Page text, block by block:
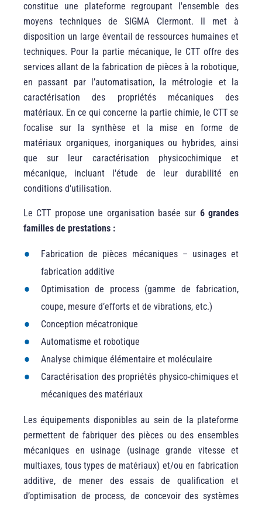
constitue une plateforme regroupant l'ensemble des
moyens techniques de SIGMA Clermont. Il met à
disposition un large éventail de ressources humaines et
techniques. Pour la partie mécanique, le CTT offre des
services allant de la fabrication de pièces à la robotique,
en passant par l’automatisation, la métrologie et la
caractérisation des propriétés mécaniques des
matériaux. En ce qui concerne la partie chimie, le CTT se
focalise sur la synthèse et la mise en forme de
matériaux organiques, inorganiques ou hybrides, ainsi
que sur leur caractérisation physicochimique et
mécanique, incluant l'étude de leur durabilité en
conditions d'utilisation.
Le CTT propose une organisation basée sur 6 grandes
familles de prestations :
Fabrication de pièces mécaniques – usinages et
fabrication additive
Optimisation de process (gamme de fabrication,
coupe, mesure d’efforts et de vibrations, etc.)
Conception mécatronique
Automatisme et robotique
Analyse chimique élémentaire et moléculaire
Caractérisation des propriétés physico-chimiques et
mécaniques des matériaux
Les équipements disponibles au sein de la plateforme
permettent de fabriquer des pièces ou des ensembles
mécaniques en usinage (usinage grande vitesse et
multiaxes, tous types de matériaux) et/ou en fabrication
additive, de mener des essais de qualification et
d’optimisation de process, de concevoir des systèmes